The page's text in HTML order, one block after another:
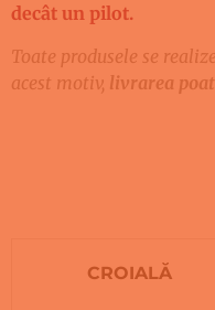
decât un pilot.
Toate produsele se
acest motiv, livrarea
CROIALĂ